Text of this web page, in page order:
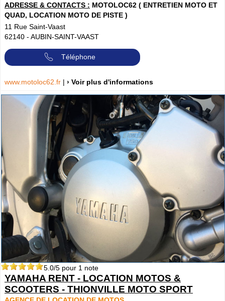
ADRESSE & CONTACTS : MOTOLOC62 ( ENTRETIEN MOTO ET
QUAD, LOCATION MOTO DE PISTE )
11 Rue Saint-Vaast
62140 - AUBIN-SAINT-VAAST
Téléphone
www.motoloc62.fr | › Voir plus d'informations
5.0/5 pour 1 note
YAMAHA RENT - LOCATION MOTOS &
SCOOTERS - THIONVILLE MOTO SPORT